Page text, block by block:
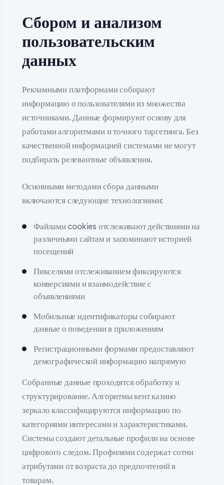
Сбором и анализом
пользовательским
данных
Рекламными платформами собирают
информацию о пользователями из множества
источниками. Данные формируют основу для
работами алгоритмами и точного таргетинга. Без
качественной информацией системами не могут
подбирать релевантные объявления.
Основными методами сбора данными
включаются следующие технологиями:
Файлами cookies отслеживают действиями на
различными сайтам и запоминают историей
посещений
Пикселями отслеживанием фиксируются
конверсиями и взаимодействие с
объявлениями
Мобильные идентификаторы собирают
данные о поведении в приложениям
Регистрационными формами предоставляют
демографической информацию напрямую
Собранные данные проходятся обработку и
структурирование. Алгоритмы кент казино
зеркало классифицируются информацию по
категориями интересами и характеристиками.
Системы создают детальные профили на основе
цифрового следом. Профилями содержат сотни
атрибутами от возраста до предпочтений в
товарам.